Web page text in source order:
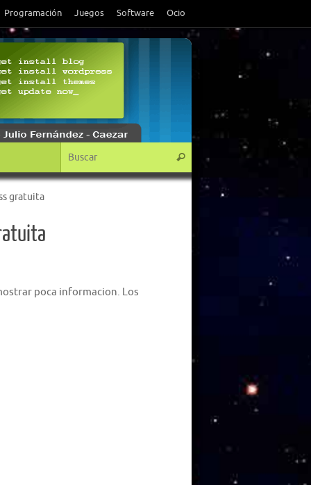
Programación Juegos Software Ocio
Búsqueda para:
Buscar
gratuita
poca informacion. Los